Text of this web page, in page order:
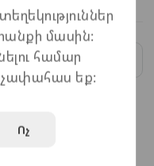
մասին:
համար
եք:
Ոչ